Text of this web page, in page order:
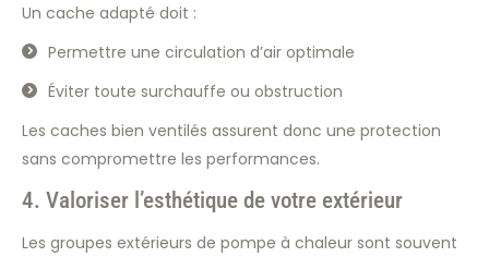
Un cache adapté doit :
Permettre une circulation d’air optimale
Éviter toute surchauffe ou obstruction
Les caches bien ventilés assurent donc une protection
sans compromettre les performances.
4. Valoriser l’esthétique de votre extérieur
Les groupes extérieurs de pompe à chaleur sont souvent